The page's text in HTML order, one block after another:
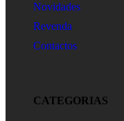
Novidades
Revenda
Contactos
CATEGORIAS